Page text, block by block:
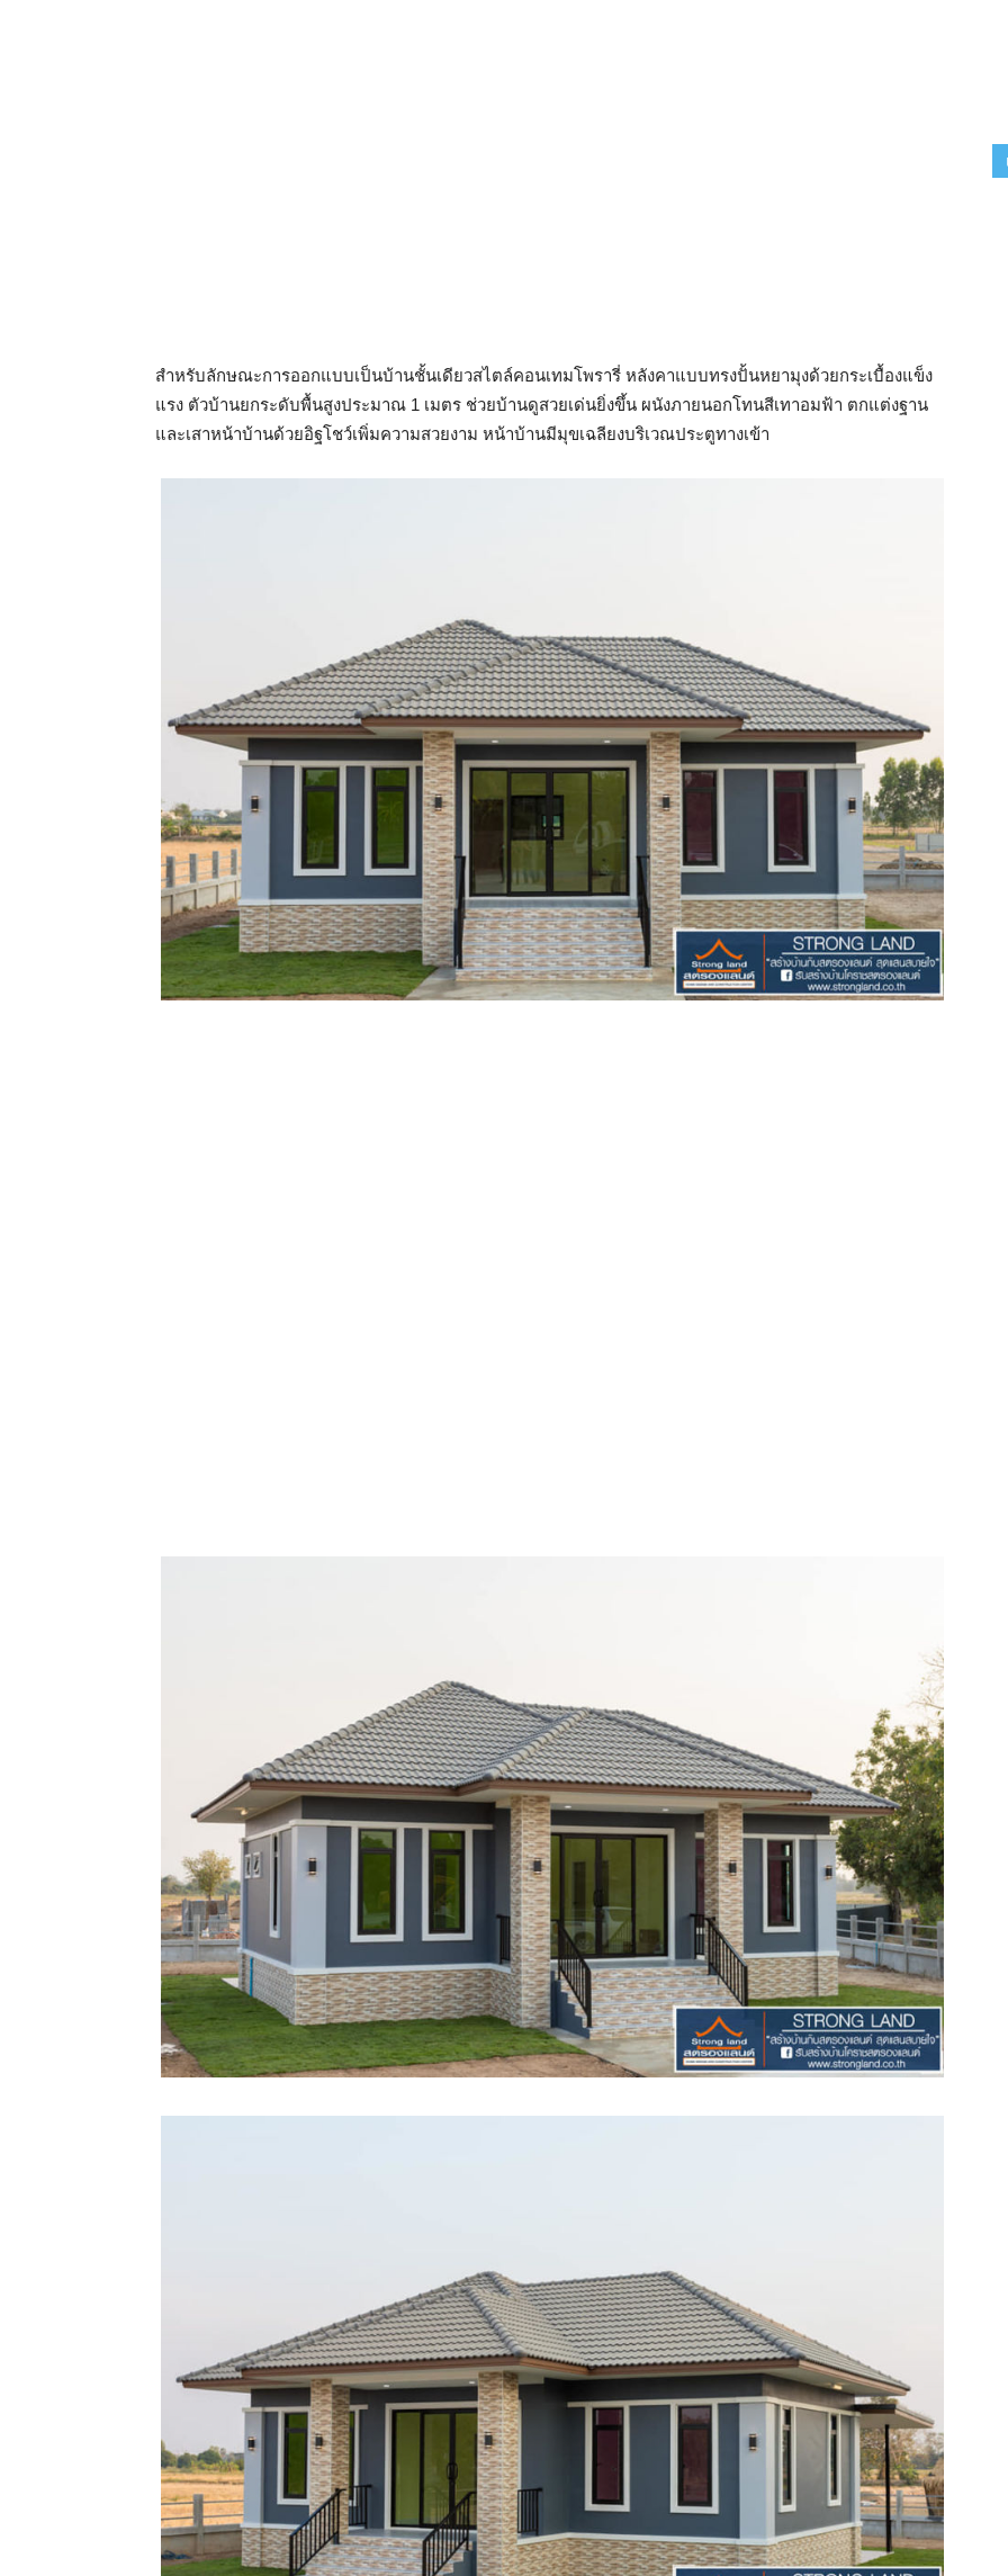
สำหรับลักษณะการออกแบบเป็นบ้านชั้นเดียวสไตล์คอนเทมโพรารี่ หลังคาแบบทรงปั้นหยามุงด้วยกระเบื้องแข็ง
แรง ตัวบ้านยกระดับพื้นสูงประมาณ 1 เมตร ช่วยบ้านดูสวยเด่นยิ่งขึ้น ผนังภายนอกโทนสีเทาอมฟ้า ตกแต่งฐาน
และเสาหน้าบ้านด้วยอิฐโชว์เพิ่มความสวยงาม หน้าบ้านมีมุขเฉลียงบริเวณประตูทางเข้า